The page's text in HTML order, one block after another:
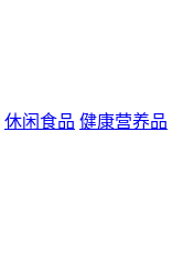
休闲食品 健康营养品